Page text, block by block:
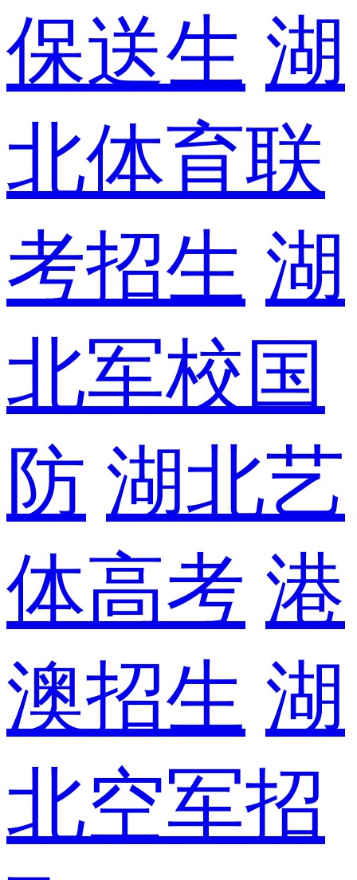
保送生 湖
北体育联
考招生 湖
北军校国
防 湖北艺
体高考 港
澳招生 湖
北空军招